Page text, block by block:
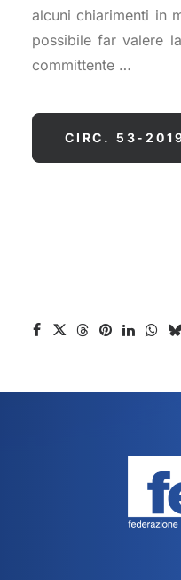
alcuni chiarimenti in
possibile far valere
committente …
CIRC. 53-